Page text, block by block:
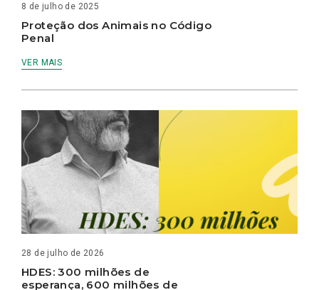
8 de julho de 2025
Proteção dos Animais no Código
Penal
VER MAIS
28 de julho de 2026
HDES: 300 milhões de
esperança, 600 milhões de